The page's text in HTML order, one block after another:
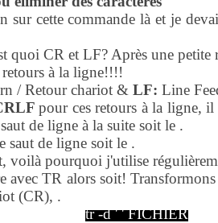
sur cette commande là et je
quoi CR et LF? Après une petite
à la ligne!!!!
/ Retour chariot & LF: Line
pour ces retours à la ligne,
de ligne à la suite soit le .
saut de ligne soit le .
voilà pourquoi j'utilise
avec TR alors soit!
(CR), .
tr -d ' ' FICHIER